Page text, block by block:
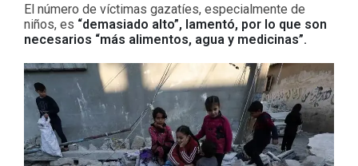
El número de víctimas gazatíes, especialmente de
niños, es “demasiado alto”, lamentó, por lo que son
necesarios “más alimentos, agua y medicinas”.